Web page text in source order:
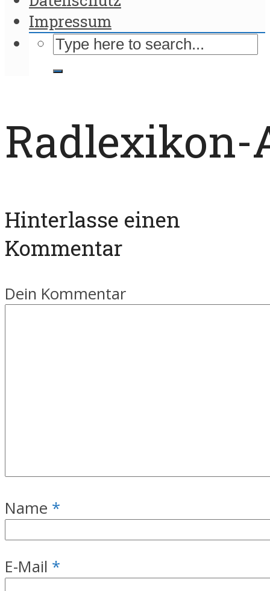
Impressum
Radlexikon-
Hinterlasse einen
Kommentar
Dein Kommentar
Name *
E-Mail *